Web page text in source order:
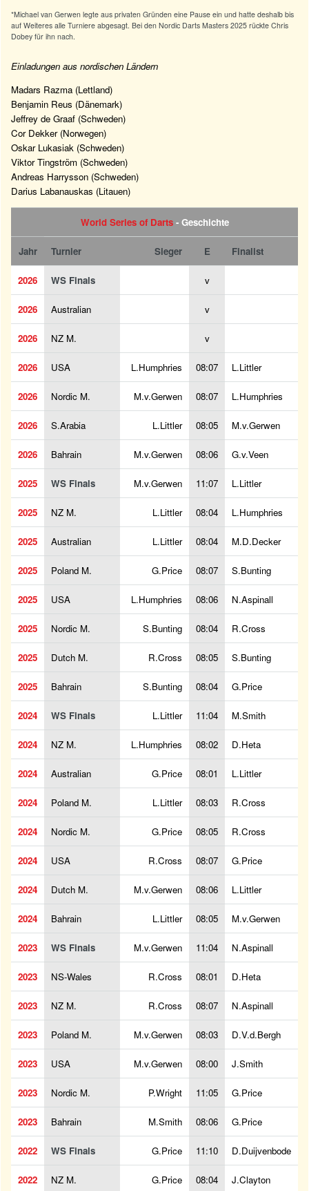
*Michael van Gerwen legte aus privaten Gründen eine Pause ein und hatte deshalb bis
auf Weiteres alle Turniere abgesagt. Bei den Nordic Darts Masters 2025 rückte Chris
Dobey für ihn nach.
Einladungen aus nordischen Ländern
Madars Razma (Lettland)
Benjamin Reus (Dänemark)
Jeffrey de Graaf (Schweden)
Cor Dekker (Norwegen)
Oskar Lukasiak (Schweden)
Viktor Tingström (Schweden)
Andreas Harrysson (Schweden)
Darius Labanauskas (Litauen)
World Series of Darts- Geschichte
Jahr Turnier Sieger E Finalist
2026 WS Finals v
2026 Australian v
2026 NZ M. v
2026 USA L.Humphries 08:07 L.Littler
2026 Nordic M. M.v.Gerwen 08:07 L.Humphries
2026 S.Arabia L.Littler 08:05 M.v.Gerwen
2026 Bahrain M.v.Gerwen 08:06 G.v.Veen
2025 WS Finals M.v.Gerwen 11:07 L.Littler
2025 NZ M. L.Littler 08:04 L.Humphries
2025 Australian L.Littler 08:04 M.D.Decker
2025 Poland M. G.Price 08:07 S.Bunting
2025 USA L.Humphries 08:06 N.Aspinall
2025 Nordic M. S.Bunting 08:04 R.Cross
2025 Dutch M. R.Cross 08:05 S.Bunting
2025 Bahrain S.Bunting 08:04 G.Price
2024 WS Finals L.Littler 11:04 M.Smith
2024 NZ M. L.Humphries 08:02 D.Heta
2024 Australian G.Price 08:01 L.Littler
2024 Poland M. L.Littler 08:03 R.Cross
2024 Nordic M. G.Price 08:05 R.Cross
2024 USA R.Cross 08:07 G.Price
2024 Dutch M. M.v.Gerwen 08:06 L.Littler
2024 Bahrain L.Littler 08:05 M.v.Gerwen
2023 WS Finals M.v.Gerwen 11:04 N.Aspinall
2023 NS-Wales R.Cross 08:01 D.Heta
2023 NZ M. R.Cross 08:07 N.Aspinall
2023 Poland M. M.v.Gerwen 08:03 D.V.d.Bergh
2023 USA M.v.Gerwen 08:00 J.Smith
2023 Nordic M. P.Wright 11:05 G.Price
2023 Bahrain M.Smith 08:06 G.Price
2022 WS Finals G.Price 11:10 D.Duijvenbode
2022 NZ M. G.Price 08:04 J.Clayton